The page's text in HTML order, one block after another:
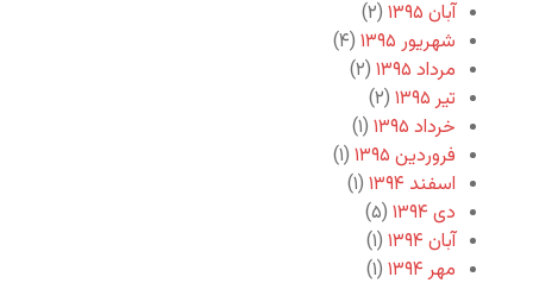
آبان ۱۳۹۵
(۲)
شهریور ۱۳۹۵
(۴)
مرداد ۱۳۹۵
(۲)
تیر ۱۳۹۵
(۲)
خرداد ۱۳۹۵
(۱)
فروردین ۱۳۹۵
(۱)
اسفند ۱۳۹۴
(۱)
دی ۱۳۹۴
(۵)
آبان ۱۳۹۴
(۱)
مهر ۱۳۹۴
(۱)